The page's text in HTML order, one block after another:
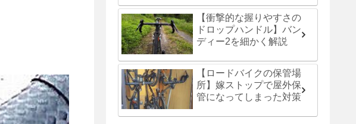
【衝撃的な握りやすさの
ドロップハンドル】バン
ディー2を細かく解説
【ロードバイクの保管場
所】嫁ストップで屋外保
管になってしまった対策